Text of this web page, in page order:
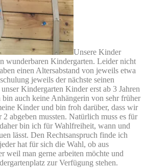
Unsere Kinder
wunderbaren Kindergarten. Leider nicht
einen Altersabstand von jeweils etwa
jeweils der nächste seinen
Kindergarten Kinder erst ab 3 Jahren
auch keine Anhängerin von sehr früher
Kinder und bin froh darüber, dass wir
abgeben mussten. Natürlich muss es für
bin ich für Wahlfreiheit, wann und
lässt. Den Rechtsanspruch finde ich
hat für sich die Wahl, ob aus
weil man gerne arbeiten möchte und
zur Verfügung stehen.